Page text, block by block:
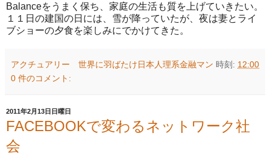
Balanceをうまく保ち、家庭の生活も質を上げていきたい。
１１日の建国の日には、雪が降っていたが、夜は妻とライ
ブショーの夕食を楽しみにでかけてきた。
アクチュアリー 世界に羽ばたけ日本人理系金融マン 時刻: 12:00
0 件のコメント:
2011年2月13日日曜日
FACEBOOKで変わるネットワーク社
会